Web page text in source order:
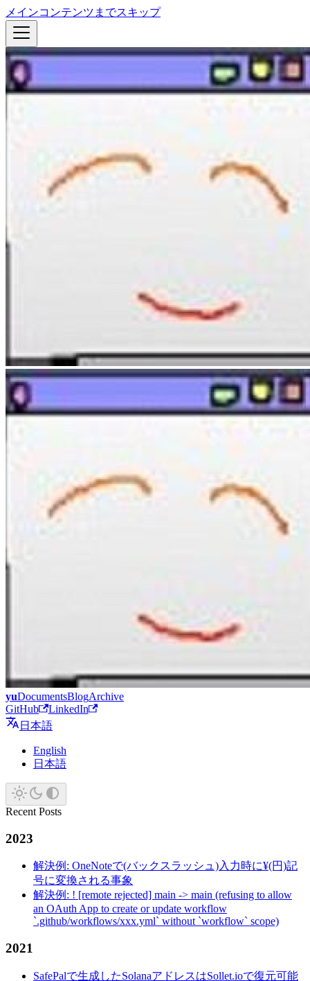
メインコンテンツまでスキップ
yuDocumentsBlogArchive
GitHub
LinkedIn
日本語
English
日本語
Recent Posts
2023
解決例: OneNoteで(バックスラッシュ)入力時に¥(円)記
号に変換される事象
解決例: ! [remote rejected] main -> main (refusing to allow
an OAuth App to create or update workflow
`.github/workflows/xxx.yml` without `workflow` scope)
2021
SafePalで生成したSolanaアドレスはSollet.ioで復元可能